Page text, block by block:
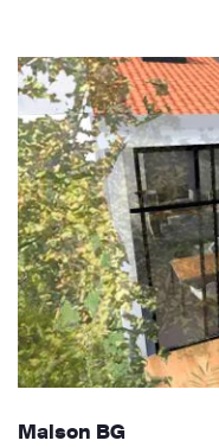
Maison BG